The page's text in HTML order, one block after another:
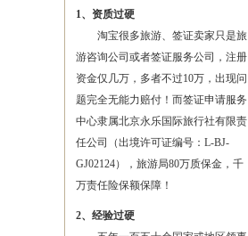
1、资质过硬
淘宝很多旅游、签证卖家只是旅
游咨询公司或者签证服务公司，注册
资金仅几万，多者不过10万，出现问
题完全无能力赔付！而签证申请服务
中心隶属北京永乐国际旅行社有限责
任公司（出境许可证编号：L-BJ-
GJ02124），旅游局80万质保金，千
万责任险保额保障！
2、经验过硬